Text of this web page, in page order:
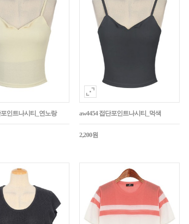
포인트나시티_연노랑 aw4454 접단포인트나시티_먹색
2,200원